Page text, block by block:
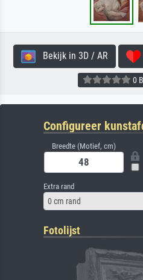
Bekijk in 3D / AR
0
Configureer
Breedte (Motief, cm)
Extra rand
0 cm rand
Fotolijst